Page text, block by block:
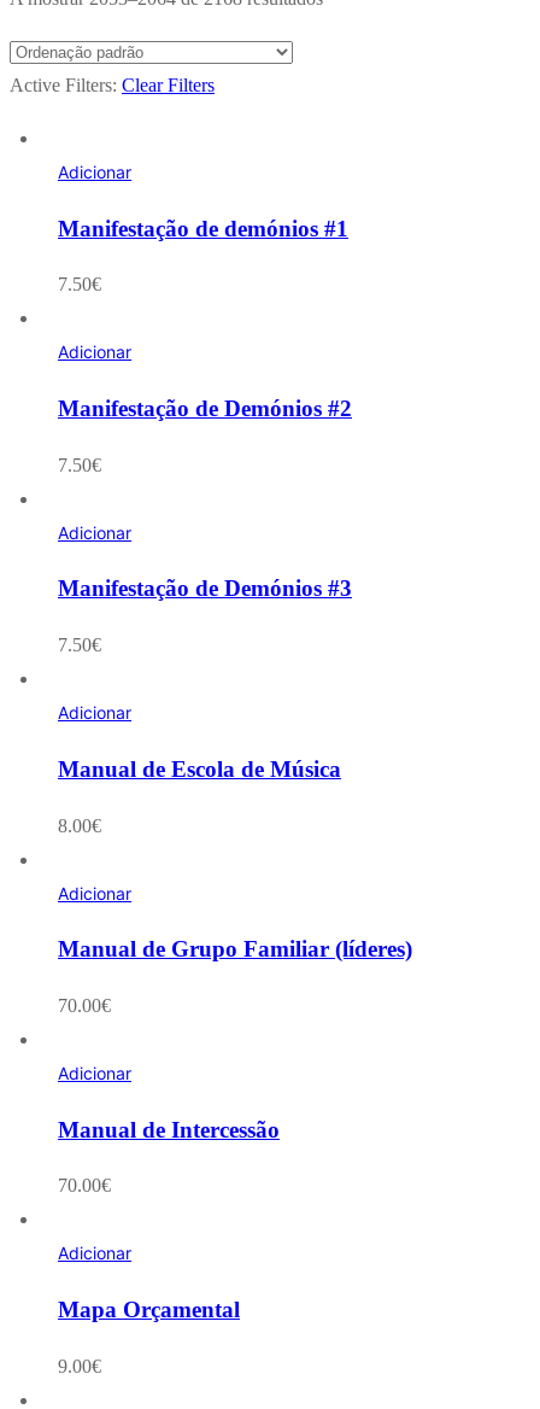
Active Filters: Clear Filters
Adicionar
Manifestação de demónios #1
7.50€
Adicionar
Manifestação de Demónios #2
7.50€
Adicionar
Manifestação de Demónios #3
7.50€
Adicionar
Manual de Escola de Música
8.00€
Adicionar
Manual de Grupo Familiar (líderes)
70.00€
Adicionar
Manual de Intercessão
70.00€
Adicionar
Mapa Orçamental
9.00€